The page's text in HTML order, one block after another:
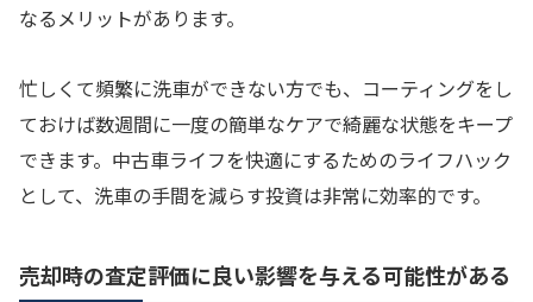
なるメリットがあります。
忙しくて頻繁に洗車ができない方でも、コーティングをし
ておけば数週間に一度の簡単なケアで綺麗な状態をキープ
できます。中古車ライフを快適にするためのライフハック
として、洗車の手間を減らす投資は非常に効率的です。
売却時の査定評価に良い影響を与える可能性がある